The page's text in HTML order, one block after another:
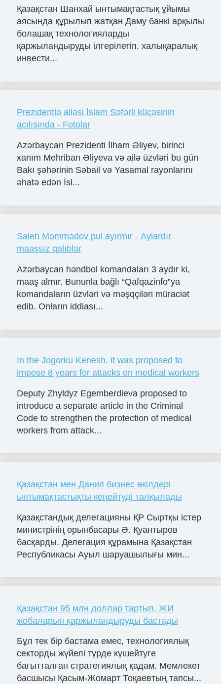
Қазақстан Шанхай ынтымақтастық ұйымы
аясында құрылып жатқан Даму банкі арқылы
болашақ технологияларды
қаржыландыруды ілгерілетіп, халықаралық
инвести...
Prezidentlə ailəsi İslam Səfərli küçəsinin
açılışında - Fotolar
Azərbaycan Prezidenti İlham Əliyev, birinci
xanım Mehriban Əliyeva və ailə üzvləri bu gün
Bakı şəhərinin Səbail və Yasamal rayonlarını
əhatə edən İsl...
Saleh Məmmədov pul ayırmır - Aylardır
maaşsız qalıblar
Azərbaycan həndbol komandaları 3 aydır ki,
maaş almır. Bununla bağlı “Qafqazinfo”ya
komandaların üzvləri və məşqçiləri müraciət
edib. Onların iddiası...
In the Jogorku Kenesh, it was proposed to
impose 8 years for attacks on medical workers
Deputy Zhyldyz Egemberdieva proposed to
introduce a separate article in the Criminal
Code to strengthen the protection of medical
workers from attack...
Қазақстан мен Дания бизнес өкілдері
ынтымақтастықты кеңейтуді талқылады
Қазақстандық делегацияны ҚР Сыртқы істер
министрінің орынбасары Ә. Қуантыров
басқарды. Делегация құрамына Қазақстан
Республикасы Ауыл шаруашылығы мин...
Қазақстан 95 млн доллар тартып, ЖИ
жобаларын қаржыландыруды бастады
Бұл тек бір бастама емес, технологиялық
секторды жүйелі түрде күшейтуге
бағытталған стратегиялық қадам. Мемлекет
басшысы Қасым-Жомарт Тоқаевтың тапсы...